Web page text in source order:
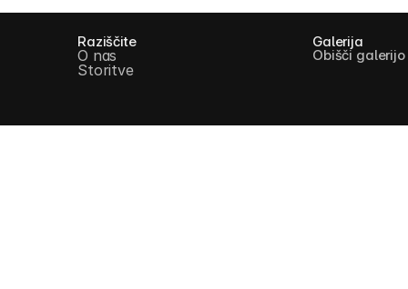
Raziščite
O nas
Storitve
Galerija
Obišči galerijo